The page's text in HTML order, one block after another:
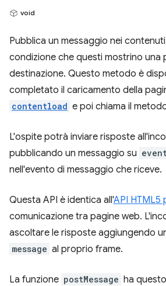
void
Pubblica un messaggio nei
condizione che questi mostrino una
destinazione. Questo metodo è
completato il caricamento della
contentload e poi chiama il
L'ospite potrà inviare risposte
pubblicando un messaggio su
nell'evento di messaggio che riceve.
Questa API è identica all'API HTML5
comunicazione tra pagine web.
ascoltare le risposte aggiungendo
message al proprio frame.
La funzione postMessage ha